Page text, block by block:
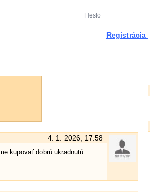
Registrácia
4. 1. 2026, 17:58
kupovať dobrú ukradnutú